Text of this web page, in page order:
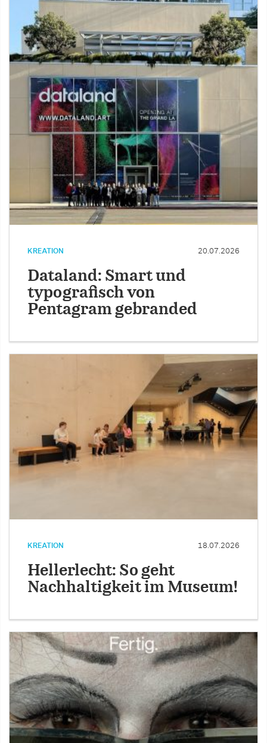
KREATION 20.07.2026
Dataland: Smart und
typografisch von
Pentagram gebranded
KREATION 18.07.2026
Hellerlecht: So geht
Nachhaltigkeit im Museum!